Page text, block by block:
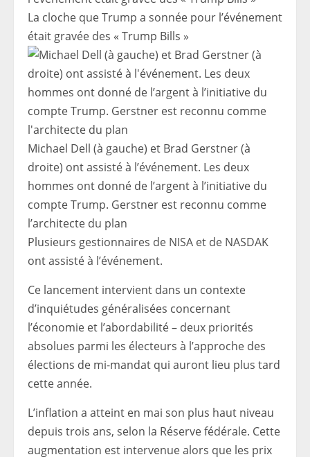
La cloche que Trump a sonnée pour l’événement
était gravée des « Trump Bills »
Michael Dell (à gauche) et Brad Gerstner (à
droite) ont assisté à l’événement. Les deux
hommes ont donné de l’argent à l’initiative du
compte Trump. Gerstner est reconnu comme
l’architecte du plan
Plusieurs gestionnaires de NISA et de NASDAK
ont assisté à l’événement.
Ce lancement intervient dans un contexte
d’inquiétudes généralisées concernant
l’économie et l’abordabilité – deux priorités
absolues parmi les électeurs à l’approche des
élections de mi-mandat qui auront lieu plus tard
cette année.
L’inflation a atteint en mai son plus haut niveau
depuis trois ans, selon la Réserve fédérale. Cette
augmentation est intervenue alors que les prix